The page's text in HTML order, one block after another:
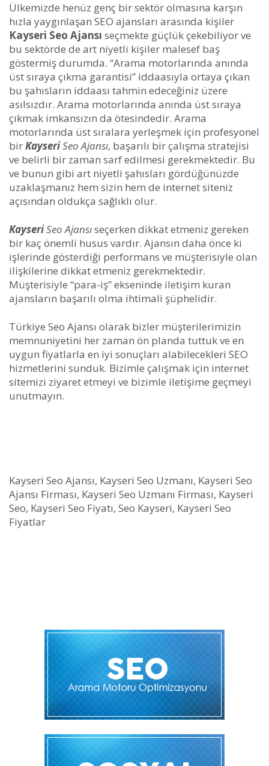
Ülkemizde henüz genç bir sektör olmasına karşın
hızla yaygınlaşan SEO ajansları arasında kişiler
Kayseri Seo Ajansı seçmekte güçlük çekebiliyor ve
bu sektörde de art niyetli kişiler malesef baş
göstermiş durumda. “Arama motorlarında anında
üst sıraya çıkma garantisi” iddaasıyla ortaya çıkan
bu şahısların iddaası tahmin edeceğiniz üzere
asılsızdır. Arama motorlarında anında üst sıraya
çıkmak imkansızın da ötesindedir. Arama
motorlarında üst sıralara yerleşmek için profesyonel
birKayseriSeo Ajansı, başarılı bir çalışma stratejisi
ve belirli bir zaman sarf edilmesi gerekmektedir. Bu
ve bunun gibi art niyetli şahısları gördüğünüzde
uzaklaşmanız hem sizin hem de internet siteniz
açısından oldukça sağlıklı olur.
KayseriSeo Ajansıseçerken dikkat etmeniz gereken
bir kaç önemli husus vardır. Ajansın daha önce ki
işlerinde gösterdiği performans ve müşterisiyle olan
ilişkilerine dikkat etmeniz gerekmektedir.
Müşterisiyle “para-iş” ekseninde iletişim kuran
ajansların başarılı olma ihtimali şüphelidir.
Türkiye Seo Ajansı olarak bizler müşterilerimizin
memnuniyetini her zaman ön planda tuttuk ve en
uygun fiyatlarla en iyi sonuçları alabilecekleri SEO
hizmetlerini sunduk. Bizimle çalışmak için internet
sitemizi ziyaret etmeyi ve bizimle iletişime geçmeyi
unutmayın.
Kayseri Seo Ajansı, Kayseri Seo Uzmanı, Kayseri Seo
Ajansı Firması, Kayseri Seo Uzmanı Firması, Kayseri
Seo, Kayseri Seo Fiyatı, Seo Kayseri, Kayseri Seo
Fiyatlar